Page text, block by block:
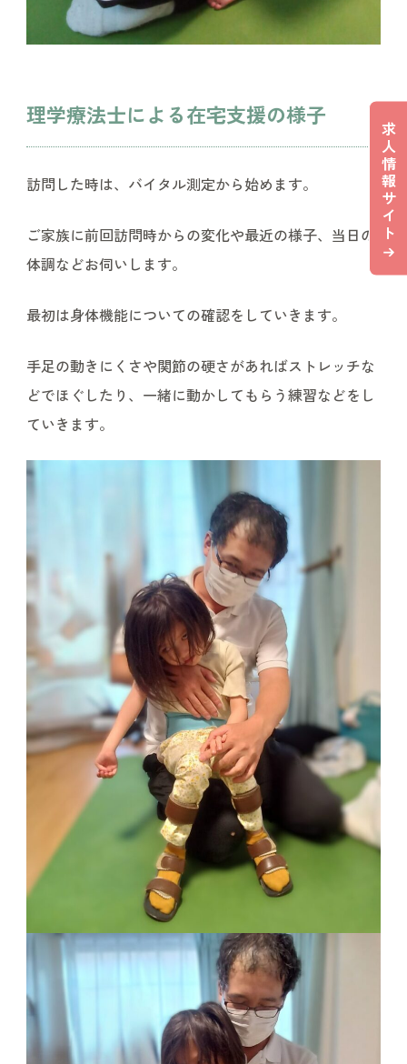
求
人
情
報
サ
イ
ト
理学療法士による在宅支援の様子
訪問した時は、バイタル測定から始めます。
ご家族に前回訪問時からの変化や最近の様子、当日の
体調などお伺いします。
最初は身体機能についての確認をしていきます。
手足の動きにくさや関節の硬さがあればストレッチな
どでほぐしたり、一緒に動かしてもらう練習などをし
ていきます。